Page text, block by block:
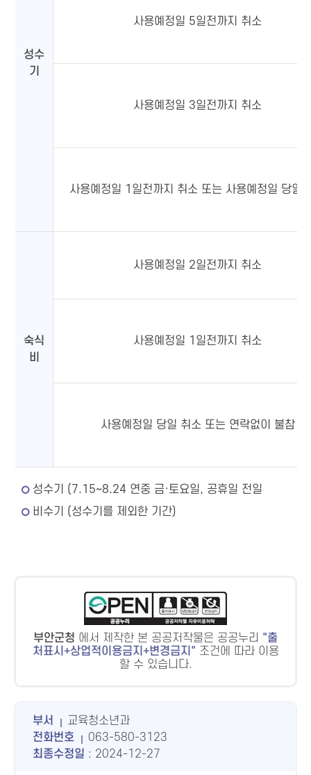
성수
기
사용예정일 5일전까지 취소
사용예정일 3일전까지 취소
사용예정일 1일전까지 취소 또는 사용예정일 당일
숙식
비
사용예정일 2일전까지 취소
사용예정일 1일전까지 취소
사용예정일 당일 취소 또는 연락없이 불참
성수기 (7.15~8.24 연중 금·토요일, 공휴일 전일
비수기 (성수기를 제외한 기간)
부안군청 에서 제작한 본 공공저작물은 공공누리
출
처표시+상업적이용금지+변경금지
조건에 따라 이용
할 수 있습니다.
부서
교육청소년과
전화번호
063-580-3123
최종수정일 : 2024-12-27